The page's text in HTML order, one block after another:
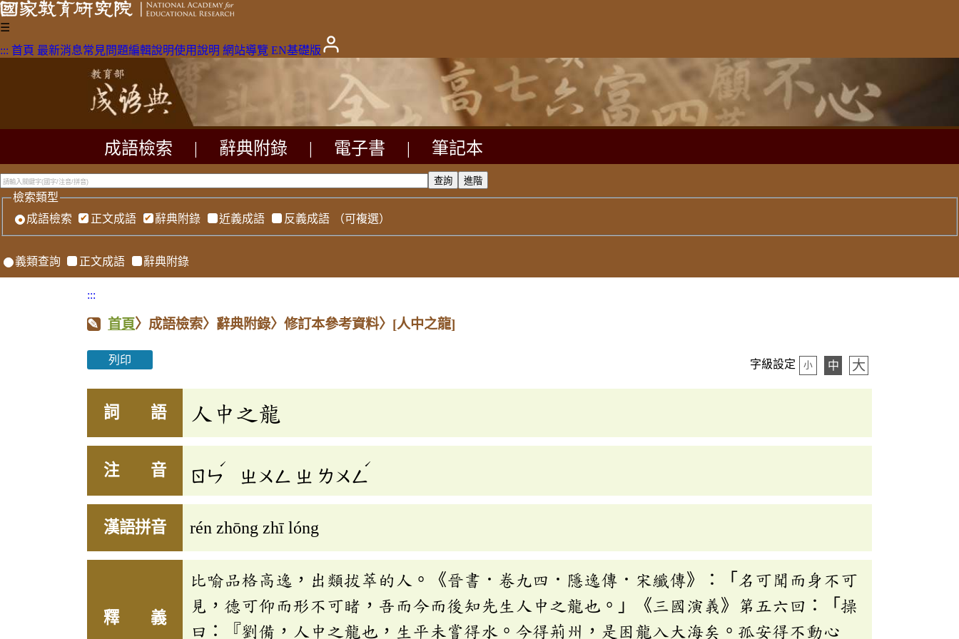
☰
::: 首頁 最新消息常見問題編輯說明使用說明 網站導覽 EN基礎版
成語檢索 辭典附錄 電子書 筆記本
檢索類型
成語檢索
正文成語 辭典附錄 近義成語 反義成語 （可複選）
義類查詢 正文成語 辭典附錄
:::
首頁〉成語檢索〉辭典附錄〉修訂本參考資料〉 [人中之龍]
列印 字級設定 小 中 大
詞 語 人中之龍
注 音 ㄖㄣ
ˊ
ㄓㄨㄥ ㄓ ㄌㄨㄥ
ˊ
漢語拼音 rén zhōng zhī lóng
釋 義
比喻品格高逸，出類拔萃的人。《晉書．卷九四．隱逸傳．宋纖傳》：「名可聞而身不可
見，德可仰而形不可睹，吾而今而後知先生人中之龍也。」《三國演義》第五六回：「操
曰：『劉備，人中之龍也，生平未嘗得水。今得荊州，是困龍入大海矣。孤安得不動心